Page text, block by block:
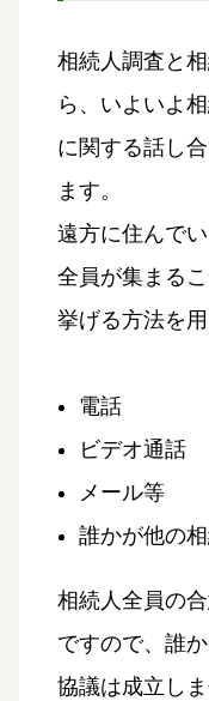
相続人調査と
ら、いよいよ
に関する話し
ます。
遠方に住んで
全員が集まる
挙げる方法を
電話
ビデオ通話
メール等
誰かが他の
相続人全員の
ですので、誰
協議は成立しま